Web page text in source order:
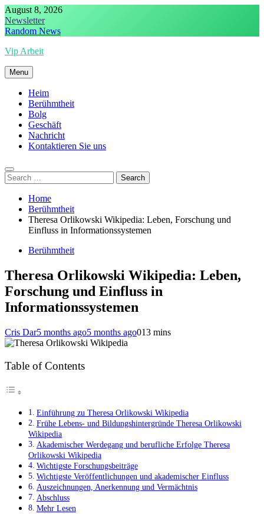
Skip
to
content
August 8, 2026
Newsletter
Random News
Vip Arbeit
Menu
Heim
Berühmtheit
Bolg
Geschäft
Nachricht
Kontaktieren Sie uns
Search
for:
Home
Berühmtheit
Theresa Orlikowski Wikipedia: Leben, Forschung und
Einfluss in Informationssystemen
Berühmtheit
Theresa Orlikowski Wikipedia: Leben,
Forschung und Einfluss in
Informationssystemen
Cris Dar5 months ago5 months ago013 mins
Table of Contents
Einführung zu Theresa Orlikowski Wikipedia
Frühe Lebens- und Bildungshintergründe Theresa Orlikowski
Wikipedia
Akademischer Werdegang und berufliche Erfolge Theresa
Orlikowski Wikipedia
Wichtigste Forschungsbeiträge
Wichtigste Veröffentlichungen und akademischer Einfluss
Auszeichnungen, Anerkennung und Vermächtnis
Abschluss
Mehr Lesen